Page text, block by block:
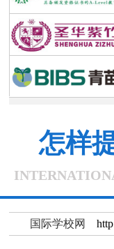
怎样
国际学校网